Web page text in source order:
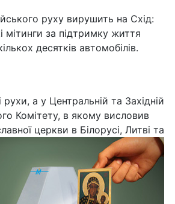
руху вирушить на Схід:
мітинги за підтримку життя
десятків автомобілів.
а у Центральній та Західній
Комітету, в якому висловив
церкви в Білорусі, Литві та